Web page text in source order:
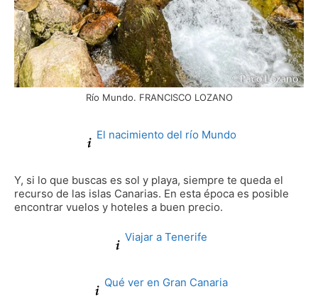
Río Mundo. FRANCISCO LOZANO
El nacimiento del río Mundo
Y, si lo que buscas es sol y playa, siempre te queda el
recurso de las islas Canarias. En esta época es posible
encontrar vuelos y hoteles a buen precio.
Viajar a Tenerife
Qué ver en Gran Canaria